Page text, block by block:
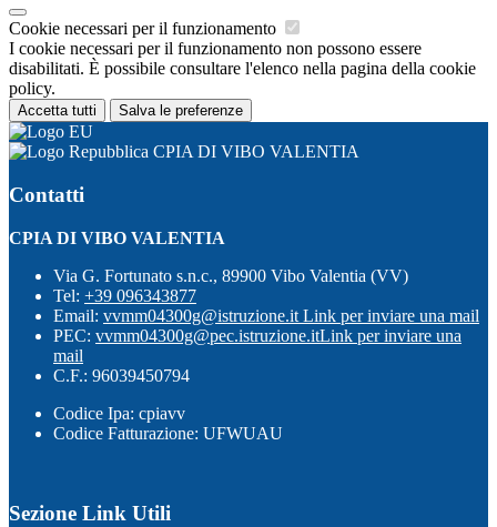
Cookie necessari per il funzionamento
I cookie necessari per il funzionamento non possono essere
disabilitati. È possibile consultare l'elenco nella pagina della cookie
policy.
Accetta tutti Salva le preferenze
CPIA DI VIBO VALENTIA
Contatti
CPIA DI VIBO VALENTIA
Via G. Fortunato s.n.c., 89900 Vibo Valentia (VV)
Tel: +39 096343877
Email: vvmm04300g@istruzione.it Link per inviare una mail
PEC: vvmm04300g@pec.istruzione.itLink per inviare una
mail
C.F.: 96039450794
Codice Ipa: cpiavv
Codice Fatturazione: UFWUAU
Sezione Link Utili